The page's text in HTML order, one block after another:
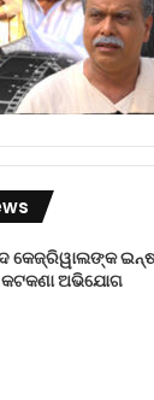
କେଜ୍ରିୱାଲଙ୍କ
ଅଭିଯୋଗ